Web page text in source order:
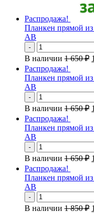
Распродажа!
Планкен прямой
АВ
-
В наличии 1 650₽
Распродажа!
Планкен прямой
АВ
-
В наличии 1 650₽
Распродажа!
Планкен прямой
АВ
-
В наличии 1 650₽
Распродажа!
Планкен прямой
АВ
-
В наличии 1 850₽